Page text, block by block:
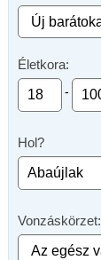
Életkora:
-
Hol?
Vonzáskörzet: